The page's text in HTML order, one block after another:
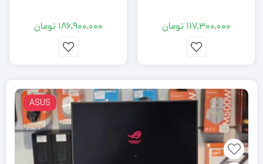
117,300,000 تومان 186,900,000 تومان
ASUS